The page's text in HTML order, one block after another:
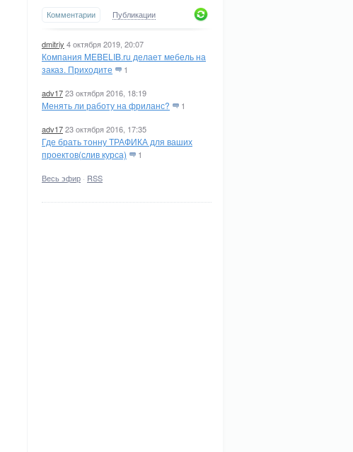
Комментарии Публикации
dmitriy 4 октября 2019, 20:07
Компания MEBELIB.ru делает мебель на
заказ. Приходите
1
adv1723 октября 2016, 18:19
Менять ли работу на фриланс? 1
adv1723 октября 2016, 17:35
Где брать тонну ТРАФИКА для ваших
проектов(слив курса)
1
Весь эфир · RSS